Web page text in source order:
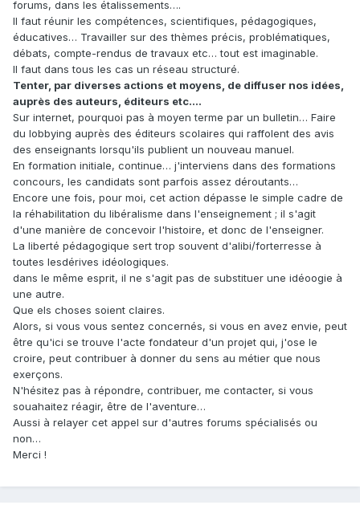
forums, dans les étalissements….
Il faut réunir les compétences, scientifiques, pédagogiques,
éducatives… Travailler sur des thèmes précis, problématiques,
débats, compte-rendus de travaux etc… tout est imaginable.
Il faut dans tous les cas un réseau structuré.
Tenter, par diverses actions et moyens, de diffuser nos idées,
auprès des auteurs, éditeurs etc….
Sur internet, pourquoi pas à moyen terme par un bulletin… Faire
du lobbying auprès des éditeurs scolaires qui raffolent des avis
des enseignants lorsqu'ils publient un nouveau manuel.
En formation initiale, continue… j'interviens dans des formations
concours, les candidats sont parfois assez déroutants…
Encore une fois, pour moi, cet action dépasse le simple cadre de
la réhabilitation du libéralisme dans l'enseignement ; il s'agit
d'une manière de concevoir l'histoire, et donc de l'enseigner.
La liberté pédagogique sert trop souvent d'alibi/forterresse à
toutes lesdérives idéologiques.
dans le même esprit, il ne s'agit pas de substituer une idéoogie à
une autre.
Que els choses soient claires.
Alors, si vous vous sentez concernés, si vous en avez envie, peut
être qu'ici se trouve l'acte fondateur d'un projet qui, j'ose le
croire, peut contribuer à donner du sens au métier que nous
exerçons.
N'hésitez pas à répondre, contribuer, me contacter, si vous
souahaitez réagir, être de l'aventure…
Aussi à relayer cet appel sur d'autres forums spécialisés ou
non…
Merci !